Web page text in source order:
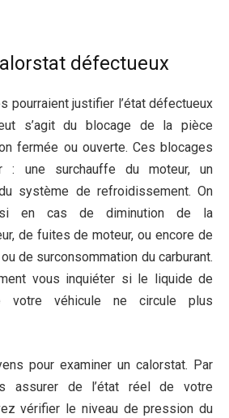
défectueux
pourraient justifier l’état défectueux
s’agit du blocage de la pièce
fermée ou ouverte. Ces blocages
: une surchauffe du moteur, un
système de refroidissement. On
en cas de diminution de la
de fuites de moteur, ou encore de
de surconsommation du carburant.
vous inquiéter si le liquide de
votre véhicule ne circule plus
pour examiner un calorstat. Par
assurer de l’état réel de votre
vérifier le niveau de pression du